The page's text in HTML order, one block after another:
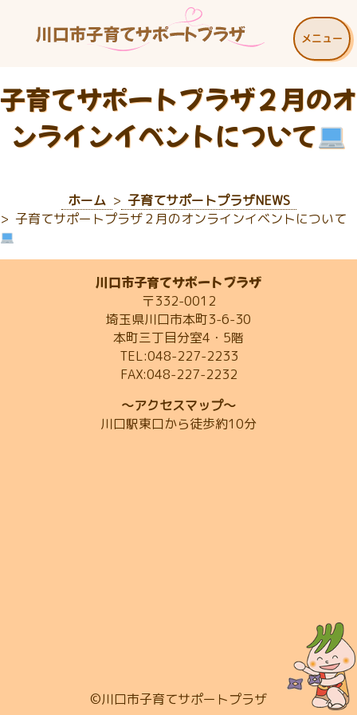
子育てサポートプラザ２月のオ
ンラインイベントについて
ホーム
子育てサポートプラザNEWS
子育てサポートプラザ２月のオンラインイベントについて
メニュー
川口市子育てサポートプラザ
〒332-0012
埼玉県川口市本町3-6-30
本町三丁目分室4・5階
TEL:048-227-2233
FAX:048-227-2232
～アクセスマップ～
川口駅東口から徒歩約10分
©川口市子育てサポートプラザ